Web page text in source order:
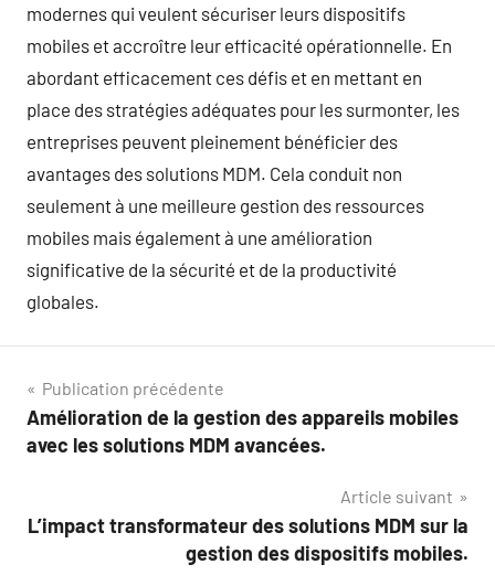
modernes qui veulent sécuriser leurs dispositifs
mobiles et accroître leur efficacité opérationnelle. En
abordant efficacement ces défis et en mettant en
place des stratégies adéquates pour les surmonter, les
entreprises peuvent pleinement bénéficier des
avantages des solutions MDM. Cela conduit non
seulement à une meilleure gestion des ressources
mobiles mais également à une amélioration
significative de la sécurité et de la productivité
globales.
Navigation
de
Publication précédente
Amélioration de la gestion des appareils mobiles
avec les solutions MDM avancées.
Article suivant
L’impact transformateur des solutions MDM sur la
gestion des dispositifs mobiles.